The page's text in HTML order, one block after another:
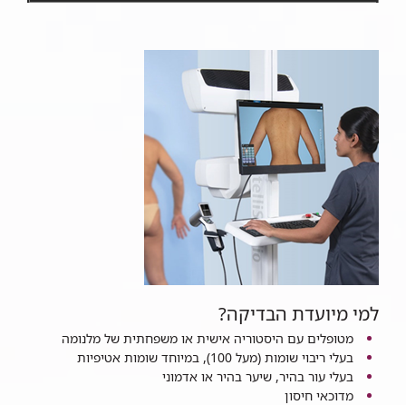
למי מיועדת הבדיקה?
מטופלים עם היסטוריה אישית או משפחתית של מלנומה
בעלי ריבוי שומות (מעל 100), במיוחד שומות אטיפיות
בעלי עור בהיר, שיער בהיר או אדמוני
מדוכאי חיסון